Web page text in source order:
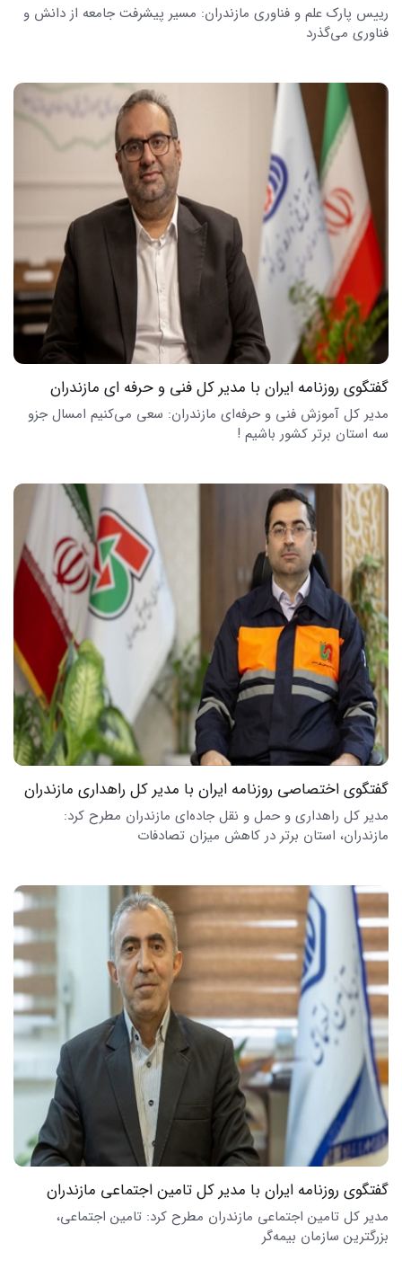
رییس پارک علم و فناوری مازندران: مسیر پیشرفت جامعه از دانش و
فناوری می‌گذرد
گفتگوی روزنامه ایران با مدیر کل فنی و حرفه ای مازندران
مدیر کل آموزش فنی و حرفه‌ای مازندران: سعی می‌کنیم امسال جزو
سه استان برتر کشور باشیم !
گفتگوی اختصاصی روزنامه ایران با مدیر کل راهداری مازندران
مدیر کل راهداری و حمل و نقل جاده‌ای مازندران مطرح کرد:
مازندران، استان‌ برتر در کاهش میزان تصادفات
گفتگوی روزنامه ایران با مدیر کل تامین اجتماعی مازندران
مدیر کل تامین اجتماعی مازندران مطرح کرد: تامین اجتماعی،
بزرگترین سازمان بیمه‌گر